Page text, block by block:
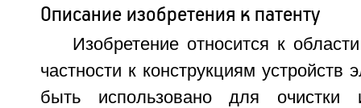
Описание изобретения к патенту
Изобретение относится к
частности к конструкциям устройств
быть использовано для очистки